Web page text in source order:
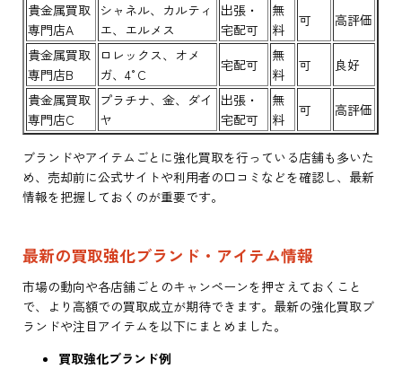
貴金属買取
専門店A
シャネル、カルティ
エ、エルメス
出張・
宅配可
無
料
可
高評価
貴金属買取
専門店B
ロレックス、オメ
ガ、4°C
宅配可
無
料
可
良好
貴金属買取
専門店C
プラチナ、金、ダイ
ヤ
出張・
宅配可
無
料
可 高評価
ブランドやアイテムごとに強化買取を行っている店舗も多いた
め、売却前に公式サイトや利用者の口コミなどを確認し、最新
情報を把握しておくのが重要です。
最新の買取強化ブランド・アイテム情報
市場の動向や各店舗ごとのキャンペーンを押さえておくこと
で、より高額での買取成立が期待できます。最新の強化買取ブ
ランドや注目アイテムを以下にまとめました。
買取強化ブランド例